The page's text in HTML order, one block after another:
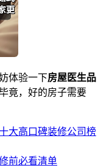
体验一下房屋医生品
竟，好的房子需要
大高口碑装修公司榜
前必看清单